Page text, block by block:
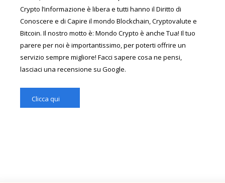
Crypto l’informazione è libera e tutti hanno il Diritto di
Conoscere e di Capire il mondo Blockchain, Cryptovalute e
Bitcoin. Il nostro motto è: Mondo Crypto è anche Tua! Il tuo
parere per noi è importantissimo, per poterti offrire un
servizio sempre migliore! Facci sapere cosa ne pensi,
lasciaci una recensione su Google.
Clicca qui